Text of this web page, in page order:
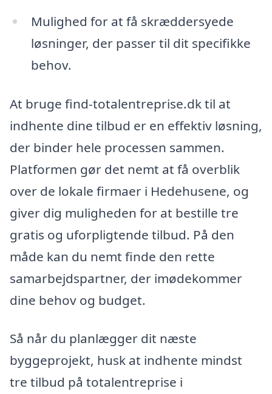
Mulighed for at få skræddersyede
løsninger, der passer til dit specifikke
behov.
At bruge find-totalentreprise.dk til at
indhente dine tilbud er en effektiv løsning,
der binder hele processen sammen.
Platformen gør det nemt at få overblik
over de lokale firmaer i Hedehusene, og
giver dig muligheden for at bestille tre
gratis og uforpligtende tilbud. På den
måde kan du nemt finde den rette
samarbejdspartner, der imødekommer
dine behov og budget.
Så når du planlægger dit næste
byggeprojekt, husk at indhente mindst
tre tilbud på totalentreprise i